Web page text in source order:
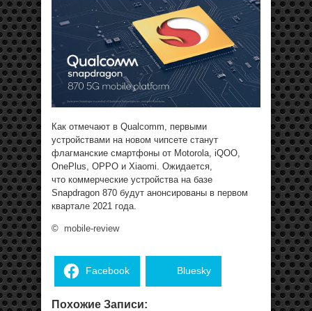
Как отмечают в Qualcomm, первыми
устройствами на новом чипсете станут
флагманские смартфоны от Motorola, iQOO,
OnePlus, OPPO и Xiaomi. Ожидается,
что коммерческие устройства на базе
Snapdragon 870 будут анонсированы в первом
квартале 2021 года.
© mobile-review
Facebook Bluesky
Похожие Записи: